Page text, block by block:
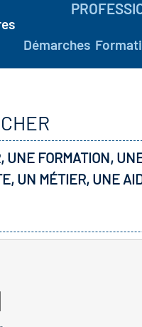
Démarches
UNE FORMATION,
UN MÉTIER, UNE